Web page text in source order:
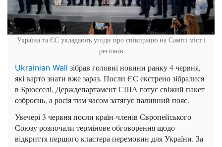
Україна та ЄС укладають угоди про співпрацю на Саміті міст і
регіонів
Ukrainian Wall зібрав головні новини ранку 4 червня,
які варто знати вже зараз. Посли ЄС екстрено зібралися
в Брюсселі, Держдепартамент США готує свіжий пакет
озброєнь, а росія тим часом затягує паливний пояс.
Увечері 3 червня посли країн-членів Європейського
Союзу розпочали термінове обговорення щодо
відкриття першого кластера перемовин для України. За